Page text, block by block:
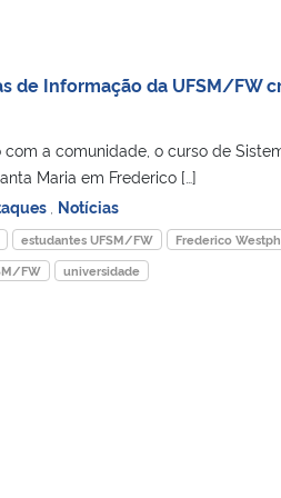
de Informação da UFSM/FW
a comunidade, o curso de
Maria em Frederico […]
Notícias
estudantes UFSM/FW Frederico
FW
universidade